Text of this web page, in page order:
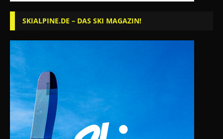
SKIALPINE.DE – DAS SKI MAGAZIN!